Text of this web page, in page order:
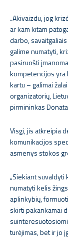
„Akivaizdu, jog
ar kam kitam
darbo,
galime numatyti,
pasiruošti
kompetencijos yra
kartu – galimai
organizatorių,
pirmininkas
Visgi, jis atkreipia
komunikacijos
asmenys stokos
„Siekiant
numatyti kelis
aplinkybių,
skirti pakankamai
turėjimas, bet ir jo